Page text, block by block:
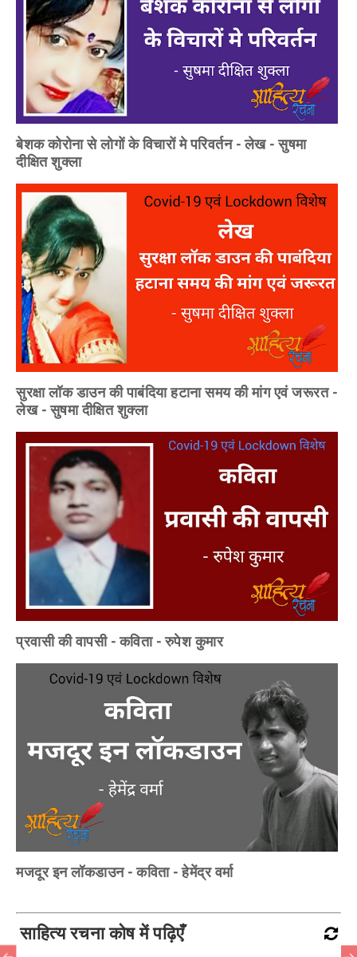
बेशक कोरोना से लोगों के विचारों मे परिवर्तन - लेख - सुषमा
दीक्षित शुक्ला
सुरक्षा लॉक डाउन की पाबंदिया हटाना समय की मांग एवं जरूरत -
लेख - सुषमा दीक्षित शुक्ला
प्रवासी की वापसी - कविता - रुपेश कुमार
मजदूर इन लॉकडाउन - कविता - हेमेंद्र वर्मा
साहित्य रचना कोष में पढ़िएँ